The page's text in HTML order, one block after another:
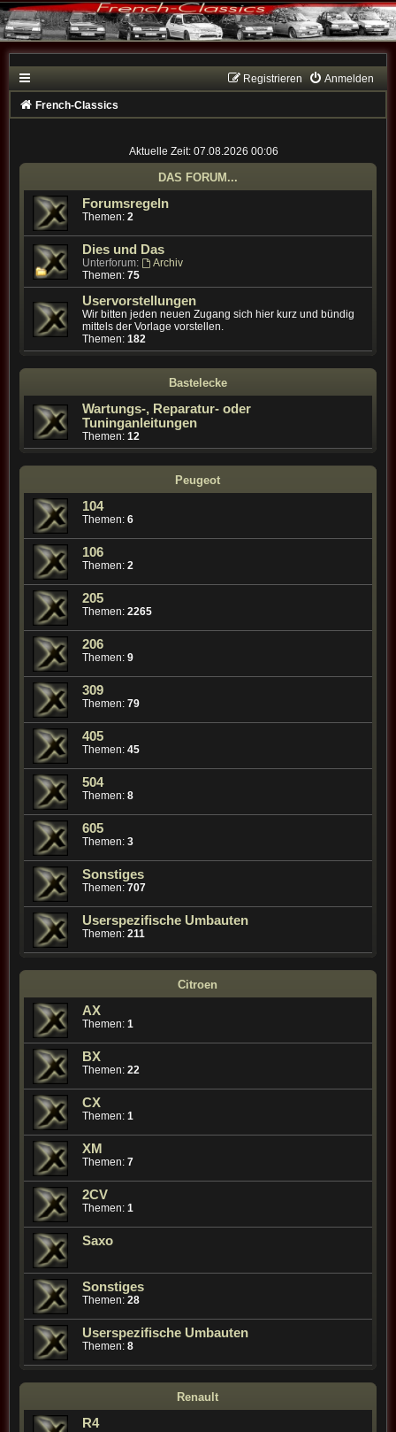
Anmelden
Registrieren
French-Classics
Aktuelle Zeit: 07.08.2026 00:06
DAS FORUM...
Forumsregeln
Themen: 2
Dies und Das
Unterforum:
Archiv
Themen: 75
Uservorstellungen
Wir bitten jeden neuen Zugang sich hier kurz und bündig
mittels der Vorlage vorstellen.
Themen: 182
Bastelecke
Wartungs-, Reparatur- oder
Tuninganleitungen
Themen: 12
Peugeot
104
Themen: 6
106
Themen: 2
205
Themen: 2265
206
Themen: 9
309
Themen: 79
405
Themen: 45
504
Themen: 8
605
Themen: 3
Sonstiges
Themen: 707
Userspezifische Umbauten
Themen: 211
Citroen
AX
Themen: 1
BX
Themen: 22
CX
Themen: 1
XM
Themen: 7
2CV
Themen: 1
Saxo
Sonstiges
Themen: 28
Userspezifische Umbauten
Themen: 8
Renault
R4